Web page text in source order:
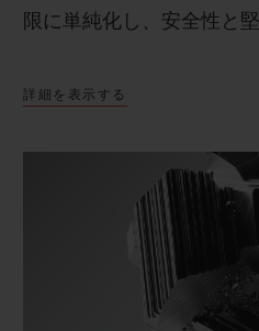
限に単純化し、安全性と
詳細を表示する